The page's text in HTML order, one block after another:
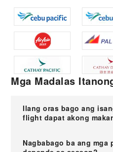
Mga Madalas
Ilang oras bago ang
flight dapat akong
Nagbabago ba ang mga